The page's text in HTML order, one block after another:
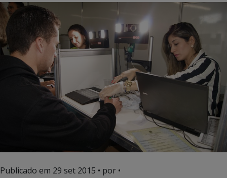
Publicado em 29 set 2015 • por •